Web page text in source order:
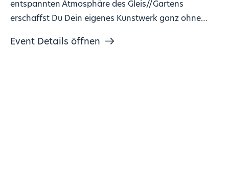
entspannten Atmosphäre des Gleis//Gartens
erschaffst Du Dein eigenes Kunstwerk ganz ohne
Event Details öffnen